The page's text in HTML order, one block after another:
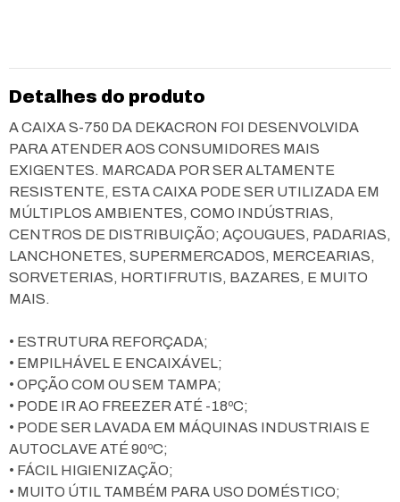
Detalhes do produto
A CAIXA S-750 DA DEKACRON FOI DESENVOLVIDA
PARA ATENDER AOS CONSUMIDORES MAIS
EXIGENTES. MARCADA POR SER ALTAMENTE
RESISTENTE, ESTA CAIXA PODE SER UTILIZADA EM
MÚLTIPLOS AMBIENTES, COMO INDÚSTRIAS,
CENTROS DE DISTRIBUIÇÃO; AÇOUGUES, PADARIAS,
LANCHONETES, SUPERMERCADOS, MERCEARIAS,
SORVETERIAS, HORTIFRUTIS, BAZARES, E MUITO
MAIS.
• ESTRUTURA REFORÇADA;
• EMPILHÁVEL E ENCAIXÁVEL;
• OPÇÃO COM OU SEM TAMPA;
• PODE IR AO FREEZER ATÉ -18ºC;
• PODE SER LAVADA EM MÁQUINAS INDUSTRIAIS E
AUTOCLAVE ATÉ 90ºC;
• FÁCIL HIGIENIZAÇÃO;
• MUITO ÚTIL TAMBÉM PARA USO DOMÉSTICO;